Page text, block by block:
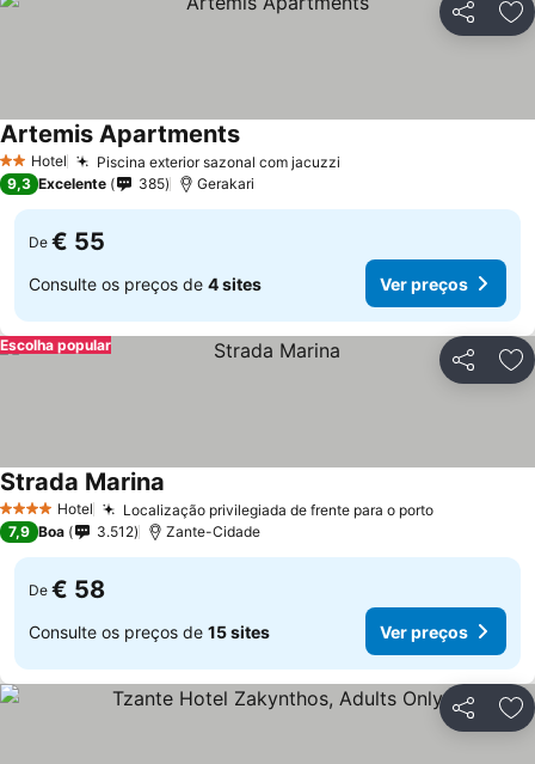
Partilhar
2 Estrelas
Hotel Piscina exterior sazonal com jacuzzi
Artemis Apartments
9,3 Excelente 385 Gerakari
De € 55
Consulte os preços de 4 sites Ver preços
Partilhar
Escolha popular
4 EstrelasHotel Localização privilegiada de frente para o porto
Strada Marina
7,9 Boa 3.512 Zante-Cidade
De € 58
Consulte os preços de 15 sites Ver preços
Partilhar